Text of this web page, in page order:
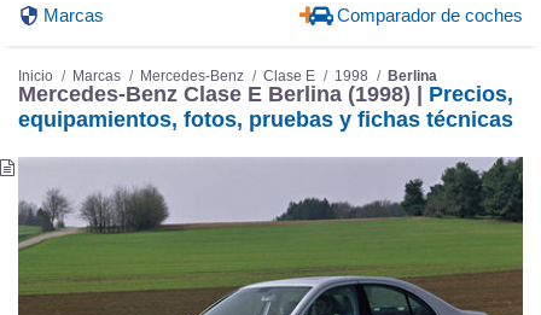
Marcas Comparador de coches
Inicio Marcas Mercedes-Benz Clase E 1998 Berlina
Mercedes-Benz Clase E Berlina (1998) | Precios,
equipamientos, fotos, pruebas y fichas técnicas